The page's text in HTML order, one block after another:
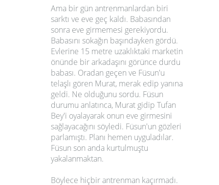
Ama bir gün antrenmanlardan biri
sarktı ve eve geç kaldı. Babasından
sonra eve girmemesi gerekiyordu.
Babasını sokağın başındayken gördü.
Evlerine 15 metre uzaklıktaki marketin
önünde bir arkadaşını görünce durdu
babası. Oradan geçen ve Füsun'u
telaşlı gören Murat, merak edip yanına
geldi. Ne olduğunu sordu. Füsun
durumu anlatınca, Murat gidip Tufan
Bey'i oyalayarak onun eve girmesini
sağlayacağını söyledi. Füsun'un gözleri
parlamıştı. Planı hemen uyguladılar.
Füsun son anda kurtulmuştu
yakalanmaktan.
Böylece hiçbir antrenman kaçırmadı.